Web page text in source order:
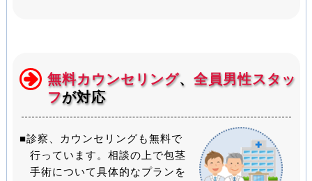
無料カウンセリング、 全員男性スタッ
フが対応
■診察、カウンセリングも無料で
行っています。相談の上で包茎
手術について具体的なプランを